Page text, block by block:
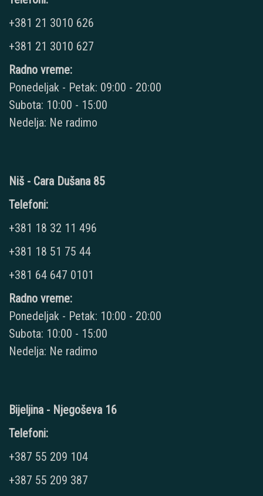
+381 21 3010 626
+381 21 3010 627
Radno vreme:
Ponedeljak - Petak: 09:00 - 20:00
Subota: 10:00 - 15:00
Nedelja: Ne radimo
Niš - Cara Dušana 85
Telefoni:
+381 18 32 11 496
+381 18 51 75 44
+381 64 647 0101
Radno vreme:
Ponedeljak - Petak: 10:00 - 20:00
Subota: 10:00 - 15:00
Nedelja: Ne radimo
Bijeljina - Njegoševa 16
Telefoni:
+387 55 209 104
+387 55 209 387